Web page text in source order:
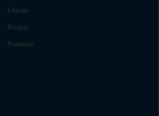
Cupom
Roupas
Presentes